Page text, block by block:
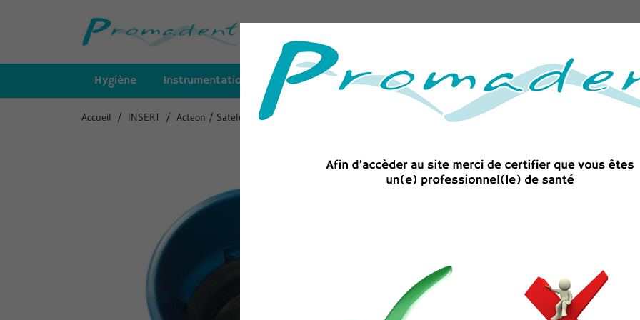
Hygiène Instrumentation Insert Matériel Accessoires et consommables Imagerie
Accueil INSERT Acteon / Satelec - Newtron CLE DYNAMOMETRIQUE BLEUE
CLE
Clé dynamométrique bleue
Détails du